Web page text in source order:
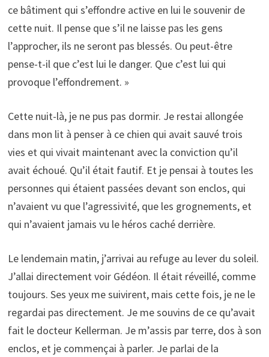
ce bâtiment qui s’effondre active en lui le souvenir de
cette nuit. Il pense que s’il ne laisse pas les gens
l’approcher, ils ne seront pas blessés. Ou peut-être
pense-t-il que c’est lui le danger. Que c’est lui qui
provoque l’effondrement. »
Cette nuit-là, je ne pus pas dormir. Je restai allongée
dans mon lit à penser à ce chien qui avait sauvé trois
vies et qui vivait maintenant avec la conviction qu’il
avait échoué. Qu’il était fautif. Et je pensai à toutes les
personnes qui étaient passées devant son enclos, qui
n’avaient vu que l’agressivité, que les grognements, et
qui n’avaient jamais vu le héros caché derrière.
Le lendemain matin, j’arrivai au refuge au lever du soleil.
J’allai directement voir Gédéon. Il était réveillé, comme
toujours. Ses yeux me suivirent, mais cette fois, je ne le
regardai pas directement. Je me souvins de ce qu’avait
fait le docteur Kellerman. Je m’assis par terre, dos à son
enclos, et je commençai à parler. Je parlai de la